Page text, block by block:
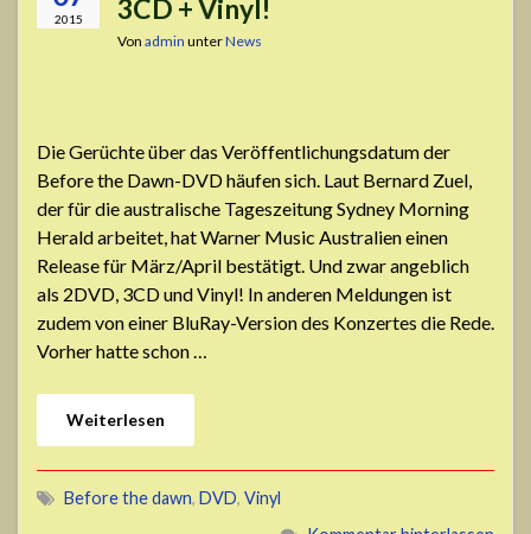
2015
3CD + Vinyl!
Von admin unterNews
Die Gerüchte über das Veröffentlichungsdatum der
Before the Dawn-DVD häufen sich. Laut Bernard Zuel,
der für die australische Tageszeitung Sydney Morning
Herald arbeitet, hat Warner Music Australien einen
Release für März/April bestätigt. Und zwar angeblich
als 2DVD, 3CD und Vinyl! In anderen Meldungen ist
zudem von einer BluRay-Version des Konzertes die Rede.
Vorher hatte schon …
Weiterlesen
Before the dawn, DVD, Vinyl